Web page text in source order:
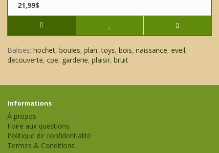
21,99$
Balises: hochet, boules, plan,toys, bois, naissance, eveil,
decouverte, cpe, garderie, plaisir, bruit
Informations
À propos
Foire aux questions
Politique de confidentialité
Termes & Conditions